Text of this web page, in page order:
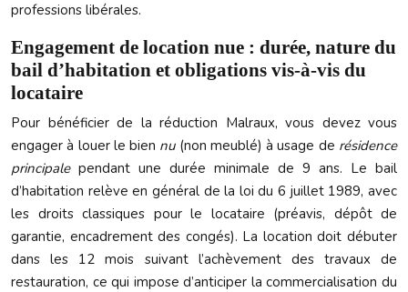
professions libérales.
Engagement de location nue : durée, nature du
bail d’habitation et obligations vis-à-vis du
locataire
Pour bénéficier de la réduction Malraux, vous devez vous
engager à louer le bien nu(non meublé) à usage de résidence
principalependant une durée minimale de 9 ans. Le bail
d’habitation relève en général de la loi du 6 juillet 1989, avec
les droits classiques pour le locataire (préavis, dépôt de
garantie, encadrement des congés). La location doit débuter
dans les 12 mois suivant l’achèvement des travaux de
restauration, ce qui impose d’anticiper la commercialisation du